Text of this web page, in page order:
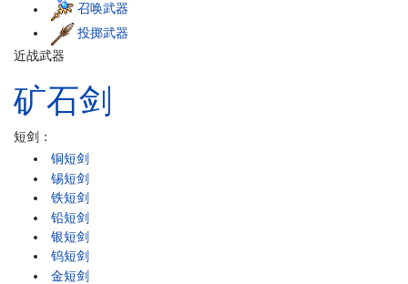
召唤武器
投掷武器
近战武器
矿石剑
短剑：
铜短剑
锡短剑
铁短剑
铅短剑
银短剑
钨短剑
金短剑